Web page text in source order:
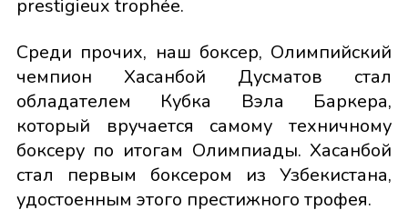
prestigieux trophée.
Среди прочих, наш боксер, Олимпийский
чемпион Хасанбой Дусматов стал
обладателем Кубка Вэла Баркера,
который вручается самому техничному
боксеру по итогам Олимпиады. Хасанбой
стал первым боксером из Узбекистана,
удостоенным этого престижного трофея.